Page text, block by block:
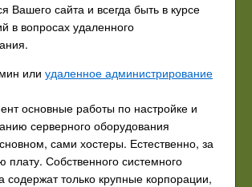
Вашего сайта и всегда быть в курсе
в вопросах удаленного
или удаленное администрирование
основные работы по настройке и
серверного оборудования
сами хостеры. Естественно, за
плату. Собственного системного
содержат только крупные корпорации,